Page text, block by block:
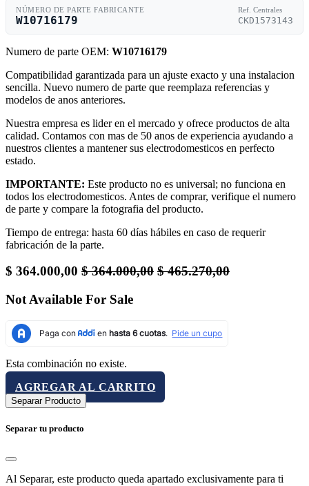
NÚMERO DE PARTE FABRICANTE
W10716179
Ref. Centrales
CKD1573143
Numero de parte OEM: W10716179
Compatibilidad garantizada para un ajuste exacto y una instalacion
sencilla. Nuevo numero de parte que reemplaza referencias y
modelos de anos anteriores.
Nuestra empresa es lider en el mercado y ofrece productos de alta
calidad. Contamos con mas de 50 anos de experiencia ayudando a
nuestros clientes a mantener sus electrodomesticos en perfecto
estado.
IMPORTANTE: Este producto no es universal; no funciona en
todos los electrodomesticos. Antes de comprar, verifique el numero
de parte y compare la fotografia del producto.
Tiempo de entrega: hasta 60 días hábiles en caso de requerir
fabricación de la parte.
$ 364.000,00 $364.000,00 $465.270,00
Not Available For Sale
Esta combinación no existe.
AGREGAR AL CARRITO
Separar Producto
Separar tu producto
Al Separar, este producto queda apartado exclusivamente para ti